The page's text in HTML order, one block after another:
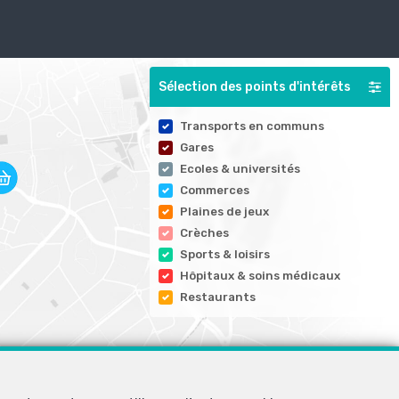
Sélection des points d'intérêts
Transports en communs
Gares
Ecoles & universités
Commerces
Plaines de jeux
Crèches
Sports & loisirs
Hôpitaux & soins médicaux
Restaurants